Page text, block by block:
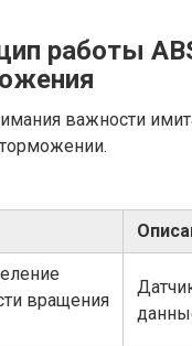
работы
важности
вращения